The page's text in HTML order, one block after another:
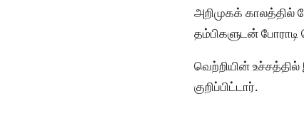
அறிமுகக் காலத்தில்
தம்பிகளுடன் போராடி
வெற்றியின்
குறிப்பிட்டார்.